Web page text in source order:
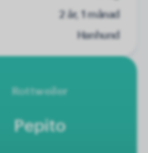
2 år, 1 månad
Hanhund
Rottweiler
Pepito